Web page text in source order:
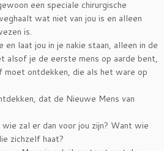
een speciale chirurgische
wat niet van jou is en alleen
is.
laat jou in je nakie staan, alleen in de
alsof je de eerste mens op aarde bent,
ontdekken, die als het ware op
dat de Nieuwe Mens van
zal er dan voor jou zijn? Want wie
zichzelf haat?